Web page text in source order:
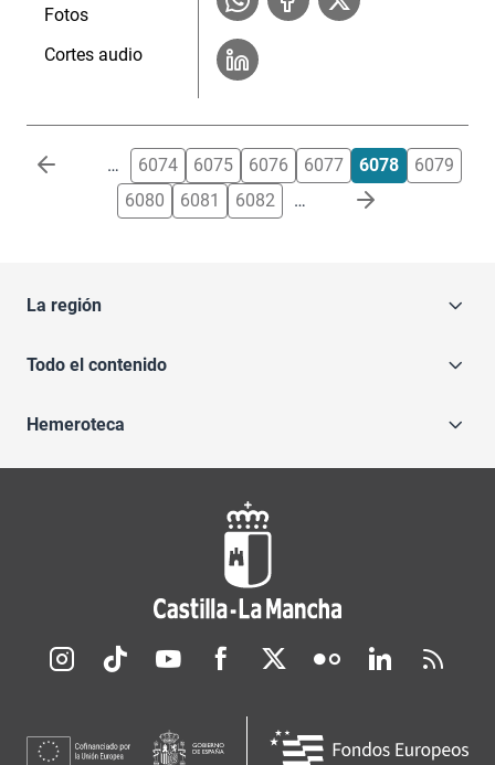
Fotos
Cortes audio
Paginación … 6074 6075 6076 6077 6078
6079
6080
6081 6082 …
La región
Todo el contenido
Hemeroteca
Redes sociales JCCM